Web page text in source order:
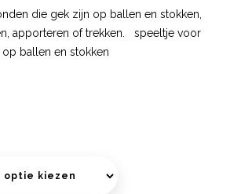
die gek zijn op ballen en stokken,
apporteren of trekken. speeltje voor
ballen en stokken